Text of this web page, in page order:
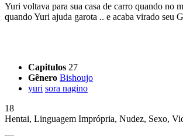
Yuri voltava para sua casa de carro quando no
quando Yuri ajuda garota .. e acaba virado seu
Capitulos 27
Gênero Bishoujo
yuri sora nagino
18
Hentai, Linguagem Imprópria, Nudez, Sexo,